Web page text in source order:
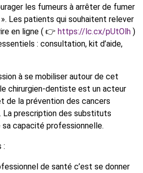
les fumeurs à arrêter de fumer
Les patients qui souhaitent relever
en ligne ( 👉 https://lc.cx/pUtOlh )
: consultation, kit d’aide,
à se mobiliser autour de cet
chirurgien-dentiste est un acteur
de la prévention des cancers
La prescription des substituts
capacité professionnelle.
:
de santé c’est se donner